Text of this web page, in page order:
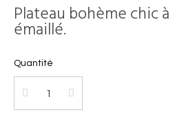
Plateau bohème chic
émaillé.
Quantité